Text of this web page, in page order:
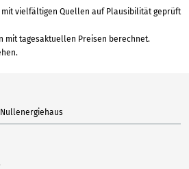
vielfältigen Quellen auf Plausibilität geprüft
mit tagesaktuellen Preisen berechnet.
Nullenergiehaus